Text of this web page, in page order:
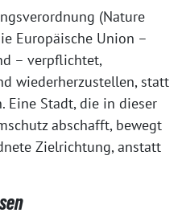
(Nature
Europäische Union –
– verpflichtet,
wiederherzustellen, statt
Eine Stadt, die in dieser
abschafft, bewegt
Zielrichtung, anstatt